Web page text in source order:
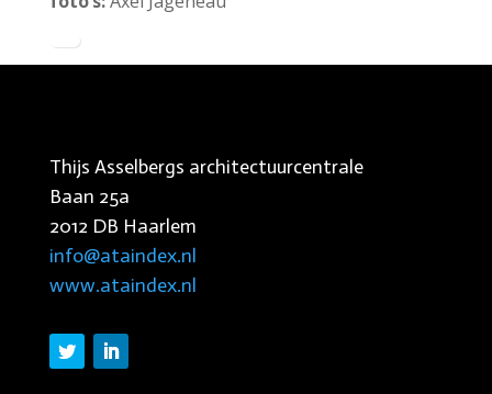
Thijs Asselbergs architectuurcentrale
Baan 25a
2012 DB Haarlem
info@ataindex.nl
www.ataindex.nl